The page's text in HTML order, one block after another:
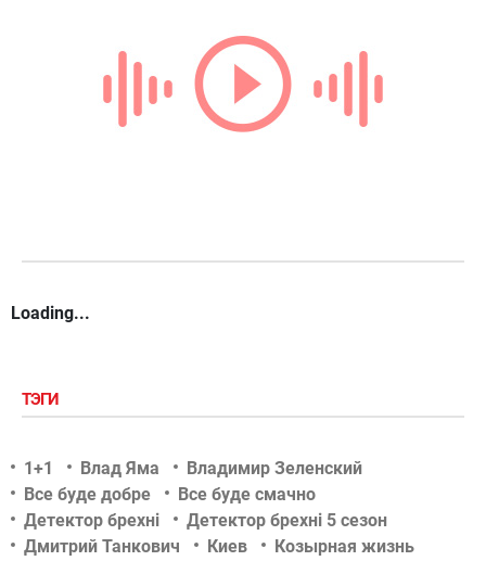
Loading...
ТЭГИ
1+1 Влад Яма
Владимир Зеленский
Все буде добре
Все буде смачно
Детектор брехні
Детектор брехні 5 сезон
Дмитрий Танкович
Киев
Козырная жизнь